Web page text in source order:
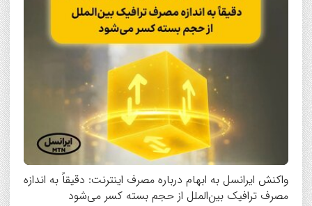
واکنش ایرانسل به ابهام درباره مصرف اینترنت: دقیقاً به اندازه
مصرف ترافیک بین‌الملل از حجم بسته کسر می‌شود